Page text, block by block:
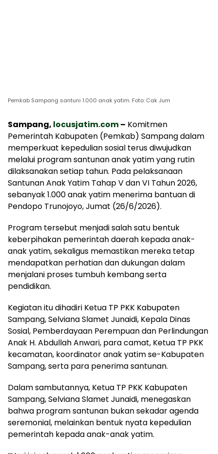
Pemkab Sampang santuni 1.000 anak yatim. Foto: Cak Jum
Sampang, locusjatim.com– Komitmen
Pemerintah Kabupaten (Pemkab) Sampang dalam
memperkuat kepedulian sosial terus diwujudkan
melalui program santunan anak yatim yang rutin
dilaksanakan setiap tahun. Pada pelaksanaan
Santunan Anak Yatim Tahap V dan VI Tahun 2026,
sebanyak 1.000 anak yatim menerima bantuan di
Pendopo Trunojoyo, Jumat (26/6/2026).
Program tersebut menjadi salah satu bentuk
keberpihakan pemerintah daerah kepada anak-
anak yatim, sekaligus memastikan mereka tetap
mendapatkan perhatian dan dukungan dalam
menjalani proses tumbuh kembang serta
pendidikan.
Kegiatan itu dihadiri Ketua TP PKK Kabupaten
Sampang, Selviana Slamet Junaidi, Kepala Dinas
Sosial, Pemberdayaan Perempuan dan Perlindungan
Anak H. Abdullah Anwari, para camat, Ketua TP PKK
kecamatan, koordinator anak yatim se-Kabupaten
Sampang, serta para penerima santunan.
Dalam sambutannya, Ketua TP PKK Kabupaten
Sampang, Selviana Slamet Junaidi, menegaskan
bahwa program santunan bukan sekadar agenda
seremonial, melainkan bentuk nyata kepedulian
pemerintah kepada anak-anak yatim.